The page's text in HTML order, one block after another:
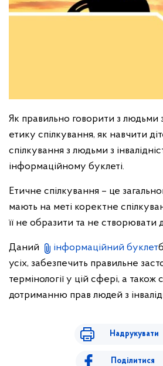
Як правильно говорити з людьми
етику спілкування, як навчити
спілкування з людьми з
інформаційному буклеті.
Етичне спілкування – це
мають на меті коректне
її не образити та не
Даний інформаційний буклет
усіх, забезпечить правильне
термінології у цій сфері, а також
дотриманню прав людей з
Надрукувати
Поділитися